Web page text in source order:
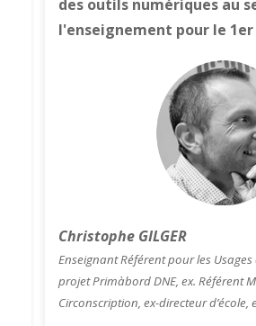
des outils numériques au
l'enseignement pour le
Christophe GILGER
Enseignant Référent pour les
projet Primàbord DNE, ex. Référent
Circonscription, ex-directeur d’école,